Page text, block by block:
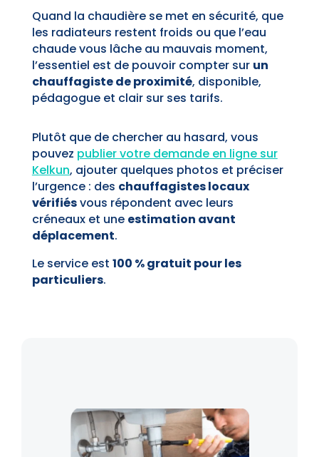
Quand la chaudière se met en sécurité, que
les radiateurs restent froids ou que l’eau
chaude vous lâche au mauvais moment,
l’essentiel est de pouvoir compter sur un
chauffagiste de proximité, disponible,
pédagogue et clair sur ses tarifs.
Plutôt que de chercher au hasard, vous
pouvez publier votre demande en ligne sur
Kelkun, ajouter quelques photos et préciser
l’urgence : des chauffagistes locaux
vérifiésvous répondent avec leurs
créneaux et une estimation avant
déplacement.
Le service est 100 % gratuit pour les
particuliers.